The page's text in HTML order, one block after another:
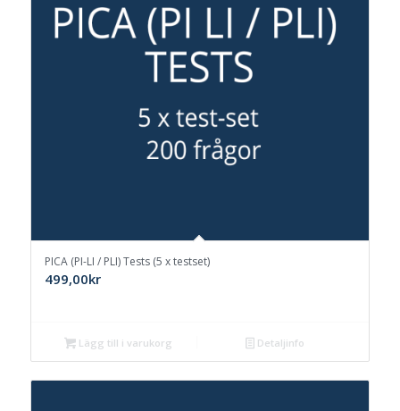
PICA (PI-LI / PLI) Tests (5 x testset)
499,00kr
Lägg till i varukorg Detaljinfo